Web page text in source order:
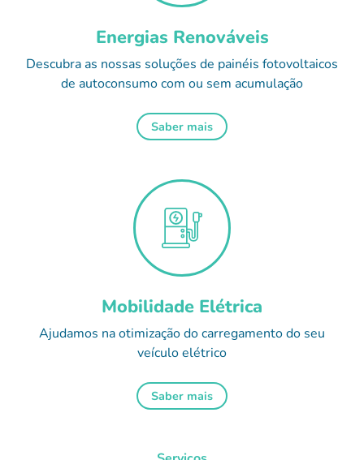
Energias Renováveis
Descubra as nossas soluções de painéis fotovoltaicos
de autoconsumo com ou sem acumulação
Saber mais
Mobilidade Elétrica
Ajudamos na otimização do carregamento do seu
veículo elétrico
Saber mais